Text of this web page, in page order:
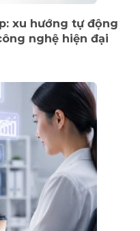
xu hướng tự động
nghệ hiện đại